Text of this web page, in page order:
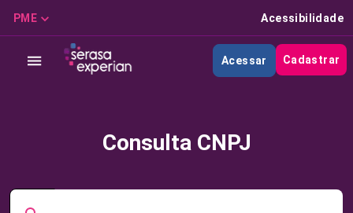
PME Acessibilidade
Acessar Cadastrar
Consulta CNPJ